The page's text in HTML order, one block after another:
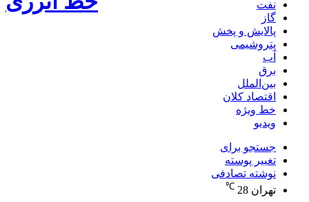
نفت
گاز
پالایش و پخش
پتروشیمی
آب
برق
بین‌الملل
اقتصاد کلان
خط ویژه
ویدیو
جستجو برای
تغییر پوسته
نوشته تصادفی
تهران 28
℃